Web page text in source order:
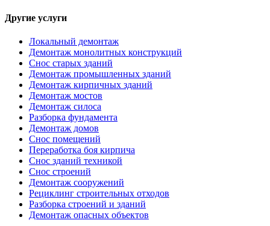
Другие услуги
Локальный демонтаж
Демонтаж монолитных конструкций
Снос старых зданий
Демонтаж промышленных зданий
Демонтаж кирпичных зданий
Демонтаж мостов
Демонтаж силоса
Разборка фундамента
Демонтаж домов
Снос помещений
Переработка боя кирпича
Снос зданий техникой
Снос строений
Демонтаж сооружений
Рециклинг строительных отходов
Разборка строений и зданий
Демонтаж опасных объектов